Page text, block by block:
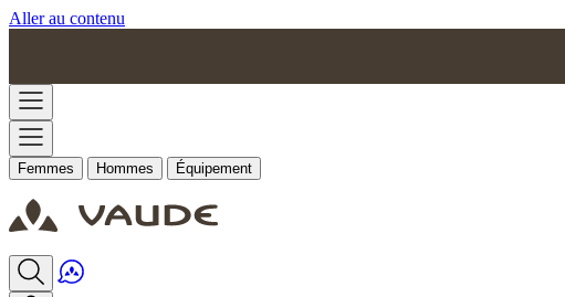
Aller au contenu
Femmes Hommes Équipement